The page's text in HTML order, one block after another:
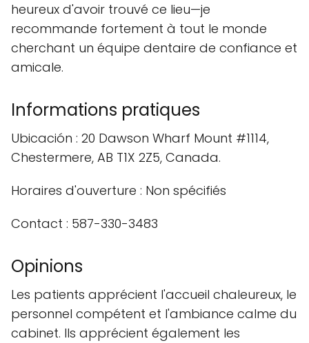
heureux d'avoir trouvé ce lieu—je
recommande fortement à tout le monde
cherchant un équipe dentaire de confiance et
amicale.
Informations pratiques
Ubicación : 20 Dawson Wharf Mount #1114,
Chestermere, AB T1X 2Z5, Canada.
Horaires d'ouverture : Non spécifiés
Contact : 587-330-3483
Opinions
Les patients apprécient l'accueil chaleureux, le
personnel compétent et l'ambiance calme du
cabinet. Ils apprécient également les